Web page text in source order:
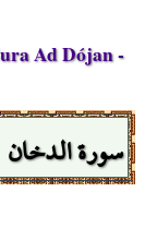
Ad Dójan -
سورة الدخان